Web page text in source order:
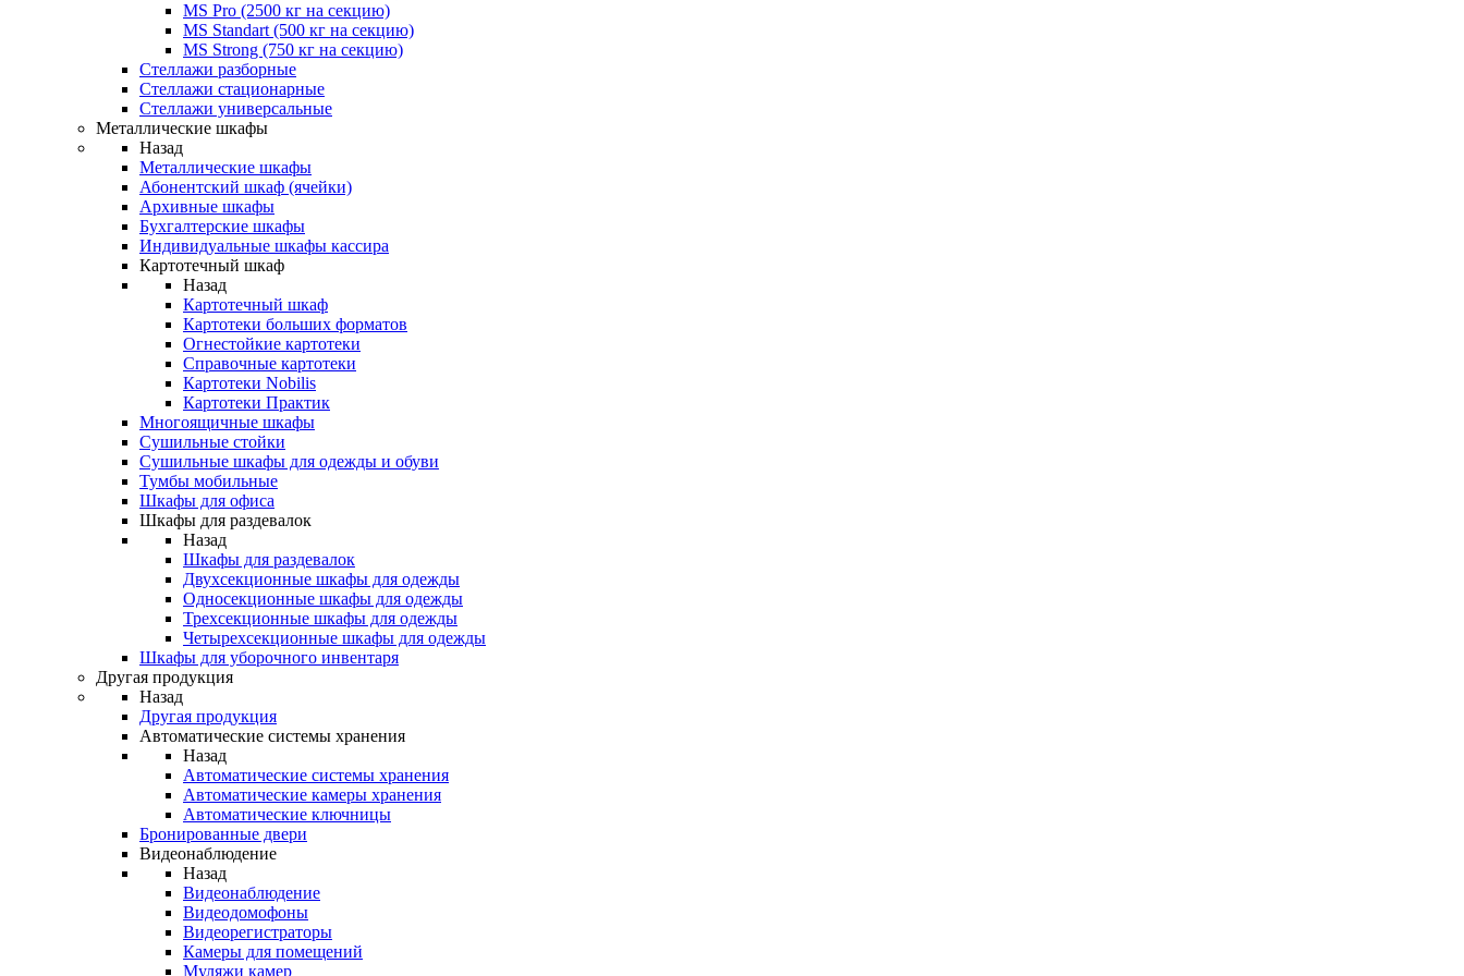
MS Pro (2500 кг на секцию)
MS Standart (500 кг на секцию)
MS Strong (750 кг на секцию)
Стеллажи разборные
Стеллажи стационарные
Стеллажи универсальные
Металлические шкафы
Назад
Металлические шкафы
Абонентский шкаф (ячейки)
Архивные шкафы
Бухгалтерские шкафы
Индивидуальные шкафы кассира
Картотечный шкаф
Назад
Картотечный шкаф
Картотеки больших форматов
Огнестойкие картотеки
Справочные картотеки
Картотеки Nobilis
Картотеки Практик
Многоящичные шкафы
Сушильные стойки
Сушильные шкафы для одежды и обуви
Тумбы мобильные
Шкафы для офиса
Шкафы для раздевалок
Назад
Шкафы для раздевалок
Двухсекционные шкафы для одежды
Односекционные шкафы для одежды
Трехсекционные шкафы для одежды
Четырехсекционные шкафы для одежды
Шкафы для уборочного инвентаря
Другая продукция
Назад
Другая продукция
Автоматические системы хранения
Назад
Автоматические системы хранения
Автоматические камеры хранения
Автоматические ключницы
Бронированные двери
Видеонаблюдение
Назад
Видеонаблюдение
Видеодомофоны
Видеорегистраторы
Камеры для помещений
Муляжи камер